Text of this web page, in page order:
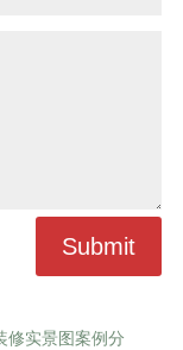
Submit
修实景图案例分